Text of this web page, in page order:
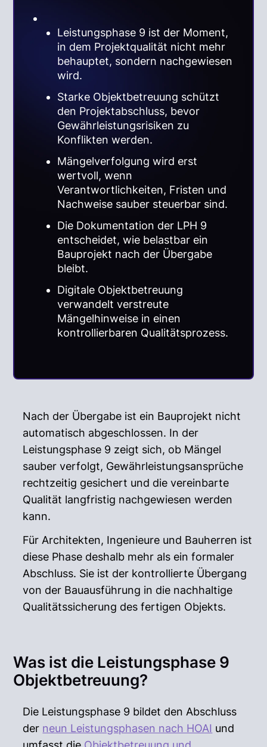
Leistungsphase 9 ist der Moment,
in dem Projektqualität nicht mehr
behauptet, sondern nachgewiesen
wird.
Starke Objektbetreuung schützt
den Projektabschluss, bevor
Gewährleistungsrisiken zu
Konflikten werden.
Mängelverfolgung wird erst
wertvoll, wenn
Verantwortlichkeiten, Fristen und
Nachweise sauber steuerbar sind.
Die Dokumentation der LPH 9
entscheidet, wie belastbar ein
Bauprojekt nach der Übergabe
bleibt.
Digitale Objektbetreuung
verwandelt verstreute
Mängelhinweise in einen
kontrollierbaren Qualitätsprozess.
Nach der Übergabe ist ein Bauprojekt nicht
automatisch abgeschlossen. In der
Leistungsphase 9 zeigt sich, ob Mängel
sauber verfolgt, Gewährleistungsansprüche
rechtzeitig gesichert und die vereinbarte
Qualität langfristig nachgewiesen werden
kann.
Für Architekten, Ingenieure und Bauherren ist
diese Phase deshalb mehr als ein formaler
Abschluss. Sie ist der kontrollierte Übergang
von der Bauausführung in die nachhaltige
Qualitätssicherung des fertigen Objekts.
Was ist die Leistungsphase 9
Objektbetreuung?
Die Leistungsphase 9 bildet den Abschluss
der neun Leistungsphasen nach HOAI und